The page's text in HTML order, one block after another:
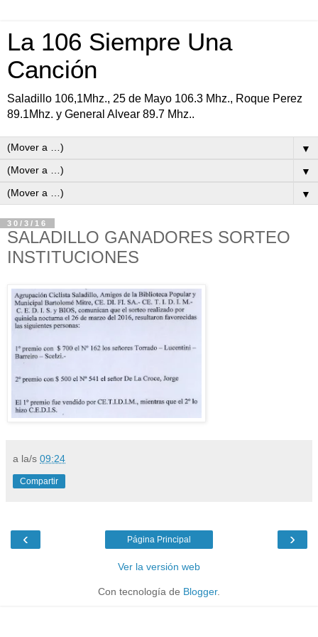
La 106 Siempre Una
Canción
Saladillo 106,1Mhz., 25 de Mayo 106.3 Mhz., Roque Perez
89.1Mhz. y General Alvear 89.7 Mhz..
▼
▼
▼
30/3/16
SALADILLO GANADORES SORTEO
INSTITUCIONES
a la/s 09:24
Compartir
‹ ›
Página Principal
Ver la versión web
Con tecnología de Blogger.